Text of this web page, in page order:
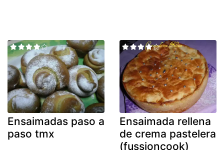
Ensaimadas paso a
paso tmx
Ensaimada rellena
de crema pastelera
(fussioncook)